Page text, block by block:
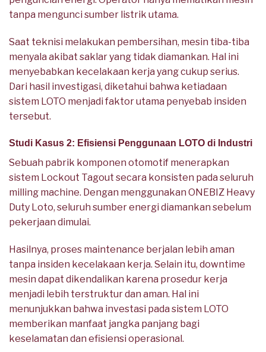
tanpa mengunci sumber listrik utama.
Saat teknisi melakukan pembersihan, mesin tiba-tiba
menyala akibat saklar yang tidak diamankan. Hal ini
menyebabkan kecelakaan kerja yang cukup serius.
Dari hasil investigasi, diketahui bahwa ketiadaan
sistem LOTO menjadi faktor utama penyebab insiden
tersebut.
Studi Kasus 2: Efisiensi Penggunaan LOTO di Industri
Sebuah pabrik komponen otomotif menerapkan
sistem Lockout Tagout secara konsisten pada seluruh
milling machine. Dengan menggunakan ONEBIZ Heavy
Duty Loto, seluruh sumber energi diamankan sebelum
pekerjaan dimulai.
Hasilnya, proses maintenance berjalan lebih aman
tanpa insiden kecelakaan kerja. Selain itu, downtime
mesin dapat dikendalikan karena prosedur kerja
menjadi lebih terstruktur dan aman. Hal ini
menunjukkan bahwa investasi pada sistem LOTO
memberikan manfaat jangka panjang bagi
keselamatan dan efisiensi operasional.